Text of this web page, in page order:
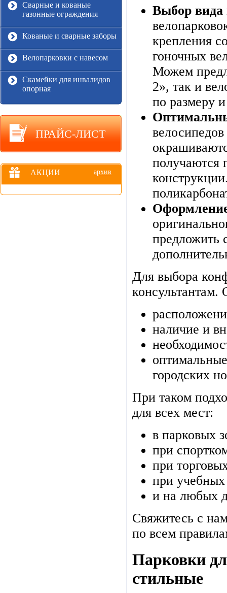
Сварные и кованые
газонные ограждения
Кованые и сварные заборы
Велопарковки с навесом
Скамейки для инвалидов
опорная
ПРАЙС-ЛИСТ
АКЦИИ архив
Выбор
крепления
гоночных
Можем
2», так и
по размеру
получаются
предложить
Для выбора
консультантам.
наличие и
городских
При таком
для всех мест:
в парковых
при
при
при учебных
и на любых
Свяжитесь с
по всем
Парковки
стильные